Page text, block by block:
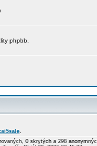
phpbb.
.
0 skrytých a 298